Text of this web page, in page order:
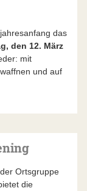
das
den 12. März
mit
und auf
Ortsgruppe
die